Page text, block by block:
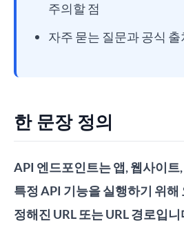
주의할 점
자주 묻는 질문과 공식 출
한 문장 정의
API 엔드포인트는 앱, 웹사이
특정 API 기능을 실행하기 위해
정해진 URL 또는 URL 경로입니